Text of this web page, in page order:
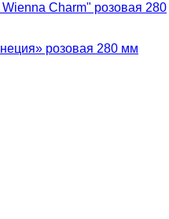
Charm" розовая 280
розовая 280 мм